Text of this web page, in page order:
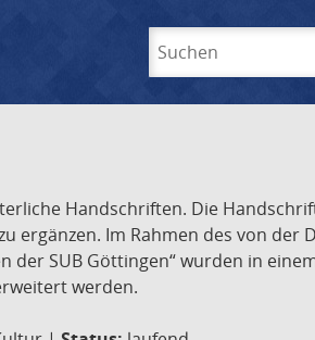
Handschriften. Die
ergänzen. Im Rahmen des von der
SUB Göttingen“ wurden in
werden.